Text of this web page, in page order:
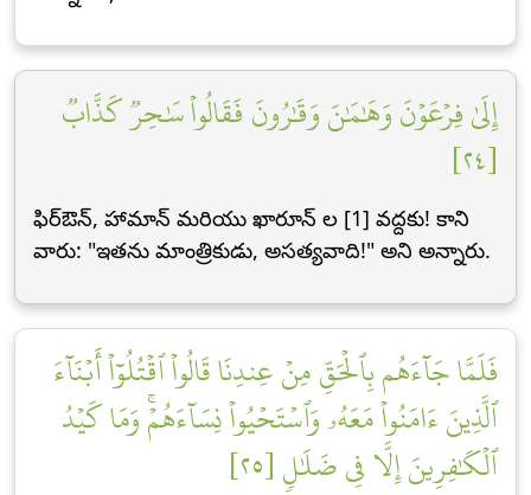
إِلَىٰ فِرۡعَوۡنَ وَهَٰمَٰنَ وَقَٰرُونَ فَقَالُواْ سَٰحِرٞ كَذَّابٞ
[٢٤]
ఫిర్ఔన్, హామాన్ మరియు ఖారూన్ ల [1] వద్దకు! కాని
వారు: "ఇతను మాంత్రికుడు, అసత్యవాది!" అని అన్నారు.
فَلَمَّا جَآءَهُم بِٱلۡحَقِّ مِنۡ عِندِنَا قَالُواْ ٱقۡتُلُوٓاْ أَبۡنَآءَ
ٱلَّذِينَ ءَامَنُواْ مَعَهُۥ وَٱسۡتَحۡيُواْ نِسَآءَهُمۡۚ وَمَا كَيۡدُ
ٱلۡكَٰفِرِينَ إِلَّا فِي ضَلَٰلٖ [٢٥]